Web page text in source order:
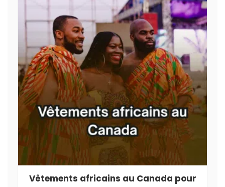
Vêtements africains au Canada pour